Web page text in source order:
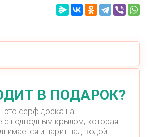
В ПОДАРОК?
это серф доска на
с подводным крылом, которая
и парит над водой.